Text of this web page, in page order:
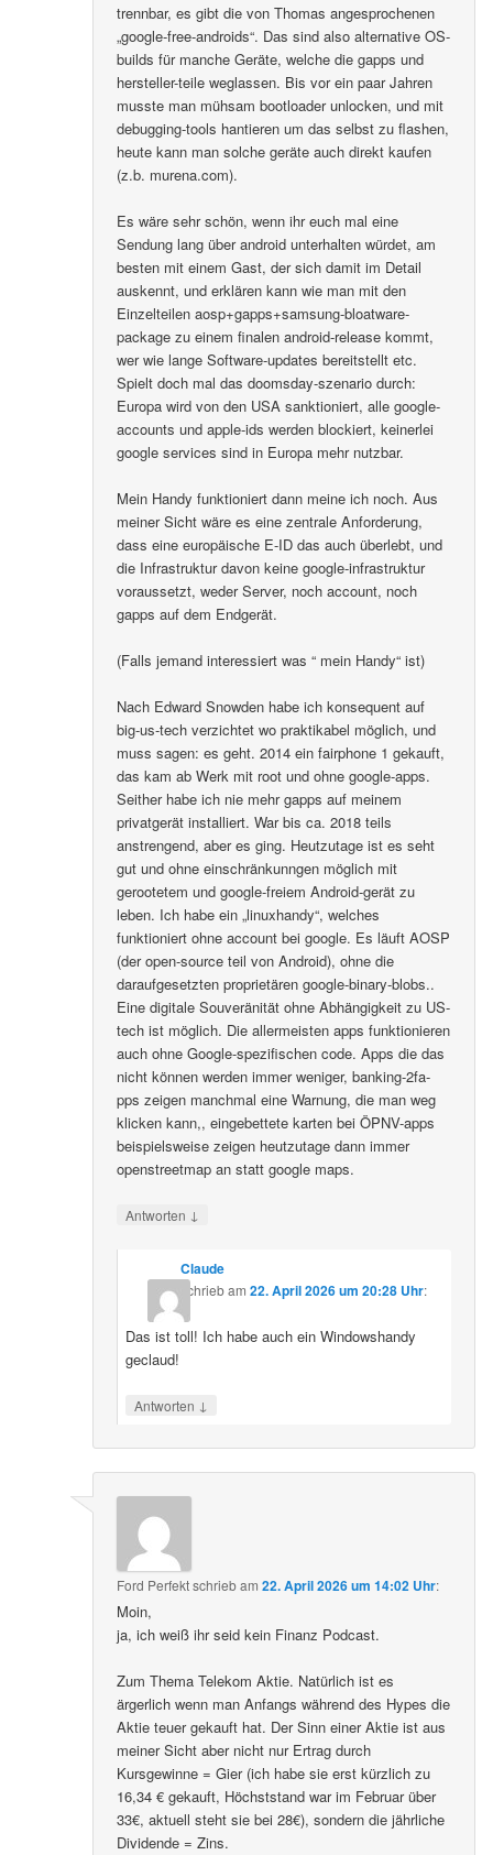
trennbar, es gibt die von Thomas angesprochenen
„google-free-androids“. Das sind also alternative OS-
builds für manche Geräte, welche die gapps und
hersteller-teile weglassen. Bis vor ein paar Jahren
musste man mühsam bootloader unlocken, und mit
debugging-tools hantieren um das selbst zu flashen,
heute kann man solche geräte auch direkt kaufen
(z.b. murena.com).
Es wäre sehr schön, wenn ihr euch mal eine
Sendung lang über android unterhalten würdet, am
besten mit einem Gast, der sich damit im Detail
auskennt, und erklären kann wie man mit den
Einzelteilen aosp+gapps+samsung-bloatware-
package zu einem finalen android-release kommt,
wer wie lange Software-updates bereitstellt etc.
Spielt doch mal das doomsday-szenario durch:
Europa wird von den USA sanktioniert, alle google-
accounts und apple-ids werden blockiert, keinerlei
google services sind in Europa mehr nutzbar.
Mein Handy funktioniert dann meine ich noch. Aus
meiner Sicht wäre es eine zentrale Anforderung,
dass eine europäische E-ID das auch überlebt, und
die Infrastruktur davon keine google-infrastruktur
voraussetzt, weder Server, noch account, noch
gapps auf dem Endgerät.
(Falls jemand interessiert was “ mein Handy“ ist)
Nach Edward Snowden habe ich konsequent auf
big-us-tech verzichtet wo praktikabel möglich, und
muss sagen: es geht. 2014 ein fairphone 1 gekauft,
das kam ab Werk mit root und ohne google-apps.
Seither habe ich nie mehr gapps auf meinem
privatgerät installiert. War bis ca. 2018 teils
anstrengend, aber es ging. Heutzutage ist es seht
gut und ohne einschränkunngen möglich mit
gerootetem und google-freiem Android-gerät zu
leben. Ich habe ein „linuxhandy“, welches
funktioniert ohne account bei google. Es läuft AOSP
(der open-source teil von Android), ohne die
daraufgesetzten proprietären google-binary-blobs..
Eine digitale Souveränität ohne Abhängigkeit zu US-
tech ist möglich. Die allermeisten apps funktionieren
auch ohne Google-spezifischen code. Apps die das
nicht können werden immer weniger, banking-2fa-
pps zeigen manchmal eine Warnung, die man weg
klicken kann,, eingebettete karten bei ÖPNV-apps
beispielsweise zeigen heutzutage dann immer
openstreetmap an statt google maps.
Antworten ↓
Claude
schriebam 22. April 2026 um 20:28 Uhr:
Das ist toll! Ich habe auch ein Windowshandy
geclaud!
Antworten ↓
Ford Perfektschriebam22. April 2026 um 14:02 Uhr:
Moin,
ja, ich weiß ihr seid kein Finanz Podcast.
Zum Thema Telekom Aktie. Natürlich ist es
ärgerlich wenn man Anfangs während des Hypes die
Aktie teuer gekauft hat. Der Sinn einer Aktie ist aus
meiner Sicht aber nicht nur Ertrag durch
Kursgewinne = Gier (ich habe sie erst kürzlich zu
16,34 € gekauft, Höchststand war im Februar über
33€, aktuell steht sie bei 28€), sondern die jährliche
Dividende = Zins.